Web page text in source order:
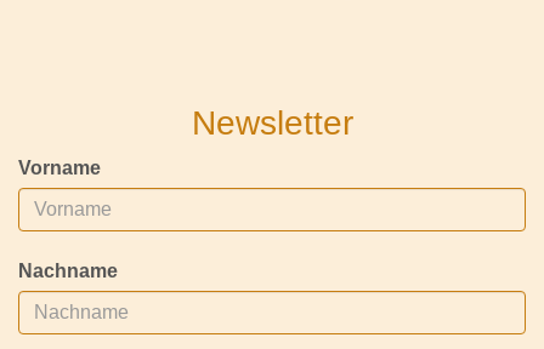
Newsletter
Vorname
Nachname